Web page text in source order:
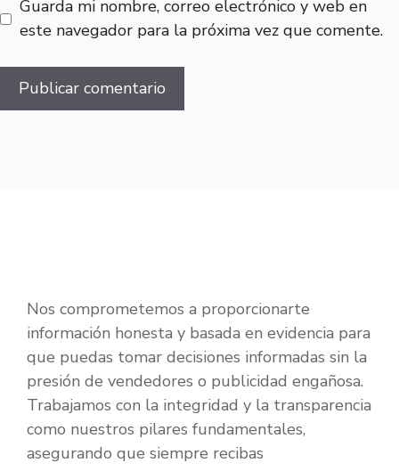
Guarda mi nombre, correo electrónico y web en
este navegador para la próxima vez que comente.
Nos comprometemos a proporcionarte
información honesta y basada en evidencia para
que puedas tomar decisiones informadas sin la
presión de vendedores o publicidad engañosa.
Trabajamos con la integridad y la transparencia
como nuestros pilares fundamentales,
asegurando que siempre recibas